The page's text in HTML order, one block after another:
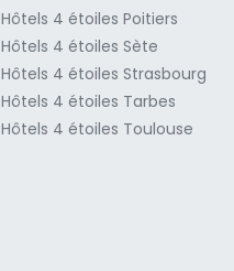
Hôtels 4 étoiles Poitiers
Hôtels 4 étoiles Sète
Hôtels 4 étoiles Strasbourg
Hôtels 4 étoiles Tarbes
Hôtels 4 étoiles Toulouse